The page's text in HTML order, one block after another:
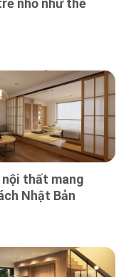
nhỏ như thế
thất mang
Nhật Bản